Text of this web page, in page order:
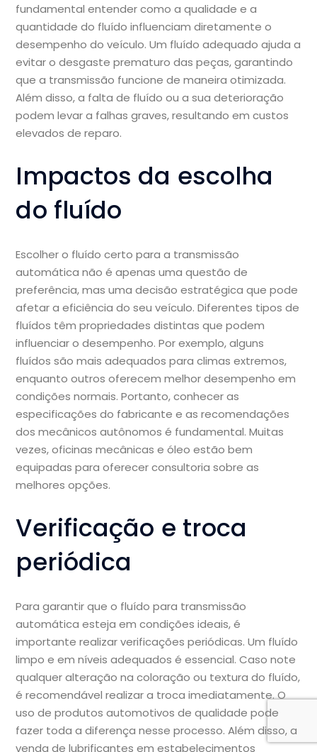
fundamental entender como a qualidade e a
quantidade do fluído influenciam diretamente o
desempenho do veículo. Um fluído adequado ajuda a
evitar o desgaste prematuro das peças, garantindo
que a transmissão funcione de maneira otimizada.
Além disso, a falta de fluído ou a sua deterioração
podem levar a falhas graves, resultando em custos
elevados de reparo.
Impactos da escolha
do fluído
Escolher o fluído certo para a transmissão
automática não é apenas uma questão de
preferência, mas uma decisão estratégica que pode
afetar a eficiência do seu veículo. Diferentes tipos de
fluídos têm propriedades distintas que podem
influenciar o desempenho. Por exemplo, alguns
fluídos são mais adequados para climas extremos,
enquanto outros oferecem melhor desempenho em
condições normais. Portanto, conhecer as
especificações do fabricante e as recomendações
dos mecânicos autônomos é fundamental. Muitas
vezes, oficinas mecânicas e óleo estão bem
equipadas para oferecer consultoria sobre as
melhores opções.
Verificação e troca
periódica
Para garantir que o fluído para transmissão
automática esteja em condições ideais, é
importante realizar verificações periódicas. Um fluído
limpo e em níveis adequados é essencial. Caso note
qualquer alteração na coloração ou textura do fluído,
é recomendável realizar a troca imediatamente. O
uso de produtos automotivos de qualidade pode
fazer toda a diferença nesse processo. Além disso, a
venda de lubrificantes em estabelecimentos